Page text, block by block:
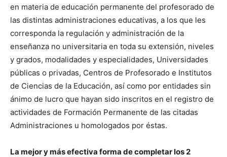
en materia de educación permanente del profesorado de
las distintas administraciones educativas, a los que les
corresponda la regulación y administración de la
enseñanza no universitaria en toda su extensión, niveles
y grados, modalidades y especialidades, Universidades
públicas o privadas, Centros de Profesorado e Institutos
de Ciencias de la Educación, así como por entidades sin
ánimo de lucro que hayan sido inscritos en el registro de
actividades de Formación Permanente de las citadas
Administraciones u homologados por éstas.
La mejor y más efectiva forma de completar los 2